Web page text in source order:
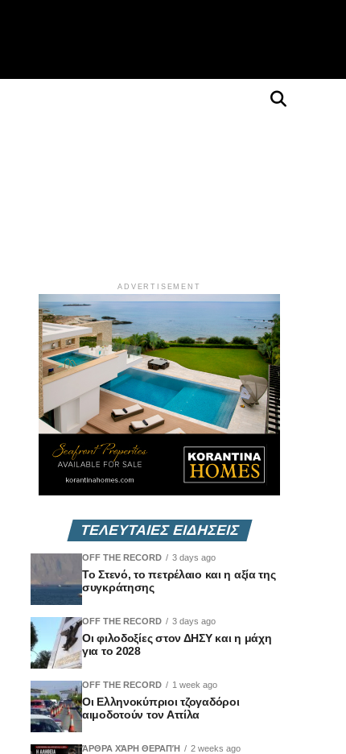
ADVERTISEMENT
ΤΕΛΕΥΤΑΙΕΣ ΕΙΔΗΣΕΙΣ
OFF THE RECORD 3 days ago
Το Στενό, το πετρέλαιο και η αξία της
συγκράτησης
OFF THE RECORD 3 days ago
Οι φιλοδοξίες στον ΔΗΣΥ και η μάχη
για το 2028
OFF THE RECORD 1 week ago
Οι Ελληνοκύπριοι τζογαδόροι
αιμοδοτούν τον Αττίλα
ΆΡΘΡΑ ΧΆΡΗ ΘΕΡΑΠΉ 2 weeks ago